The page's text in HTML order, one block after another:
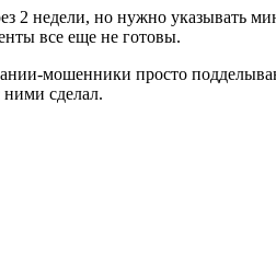
2 недели, но нужно указывать
все еще не готовы.
мошенники просто
ними сделал.